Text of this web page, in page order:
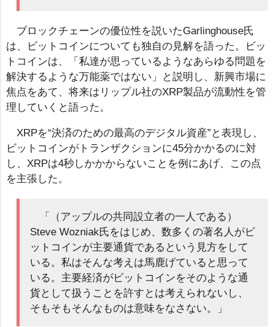
ブロックチェーンの優位性を説いたGarlinghouse氏
は、ビットコインについても独自の見解を語った。ビッ
トコインは、「私達が思っているようなあらゆる問題を
解決するような万能薬ではない」と説明し、新興市場に
焦点をあて、将来はリップル社のXRP製品が流動性を管
理していくと語った。
XRPを“決済のための最高のデジタル資産”と表現し、
ビットコインがトランザクションに45分かかるのに対
し、XRPは4秒しかかからないことを例にあげ、この点
を主張した。
「（アップルの共同設立者の一人である）
Steve Wozniak氏をはじめ、数多くの著名人がビ
ットコインが主要通貨であるという見方をして
いる。私はそんな考えは馬鹿げていると思って
いる。主要経済がビットコインをそのような通
貨として扱うことを許すとは考えられないし、
そもそもそんなものは意味をなさない。」